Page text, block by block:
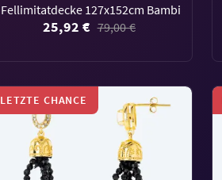
Fellimitatdecke 127x152cm Bambi
25,92 € 79,00 €
LETZTE CHANCE